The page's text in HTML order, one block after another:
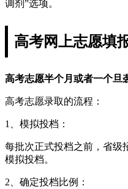
调剂”选项。
高考网上志愿填
高考志愿半个月或者一个旦
高考志愿录取的流程：
1、模拟投档：
每批次正式投档之前，省级
模拟投档。
2、确定投档比例：